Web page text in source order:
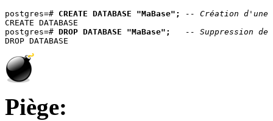
postgres=# CREATE DATABASE "MaBase";
-- Création d'une
CREATE DATABASE
postgres=# DROP DATABASE "MaBase";
-- Suppression
Piège: